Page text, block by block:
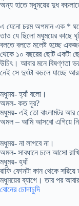
অন্য হাতে মধুময়ের দুধ
এ যেনো চরম অপমান এক *
তাও যে ছিলো মধুময়ের কাছে
বলতে বলতে মলেষ্ট হচ্ছে
থেকে ১০ বছরের ছোট একটা
উচিৎ। আবার মনে বিষণ্ণতা
নেই সে দুধটা কচলে যাচ্ছে
মধুময়- হ্যাঁ বলো।
অমল- কত দূর?
মধুময়- এই তো বাংলামটর আর
অমল – আমি আসবো এগিয়ে
মধুময়- না লাগবে না।
অমল- সাবধানে চলে আসো রাখি
মধুময়- হ্যাঁ
রাফি ফোনটা কান থেকে সরিয়ে
মধুময়ের ব্যাগে। তার পর
বোনের চোদাচুদি